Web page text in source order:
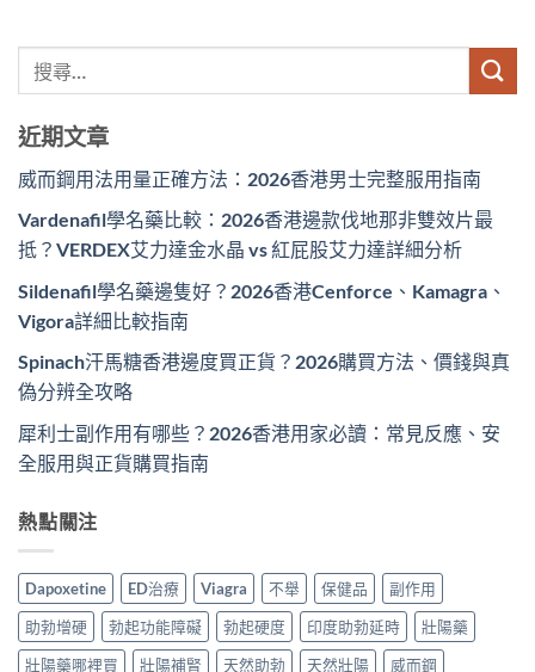
近期文章
威而鋼用法用量正確方法：2026香港男士完整服用指南
Vardenafil學名藥比較：2026香港邊款伐地那非雙效片最
抵？VERDEX艾力達金水晶 vs 紅屁股艾力達詳細分析
Sildenafil學名藥邊隻好？2026香港Cenforce、Kamagra、
Vigora詳細比較指南
Spinach汗馬糖香港邊度買正貨？2026購買方法、價錢與真
偽分辨全攻略
犀利士副作用有哪些？2026香港用家必讀：常見反應、安
全服用與正貨購買指南
熱點關注
Dapoxetine ED治療 Viagra 不舉 保健品
副作用
助勃增硬
勃起功能障礙 勃起硬度 印度助勃延時
壯陽藥
壯陽藥哪裡買
壯陽補腎 天然助勃 天然壯陽 威而鋼